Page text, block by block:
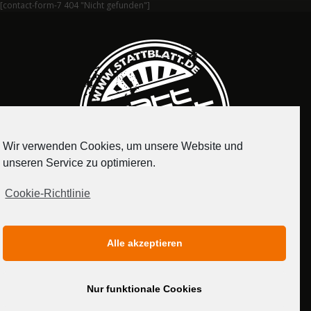
[contact-form-7 404 "Nicht gefunden"]
MEDIADATEN
Wir verwenden Cookies, um unsere Website und
unseren Service zu optimieren.
Cookie-Richtlinie
Alle akzeptieren
Nur funktionale Cookies